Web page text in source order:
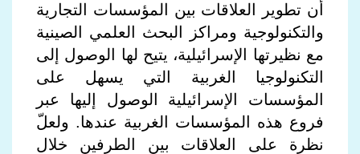
أن تطوير العلاقات بين المؤسسات التجارية
والتكنولوجية ومراكز البحث العلمي الصينية
مع نظيرتها الإسرائيلية، يتيح لها الوصول إلى
التكنولوجيا الغربية التي يسهل على
المؤسسات الإسرائيلية الوصول إليها عبر
فروع هذه المؤسسات الغربية عندها. ولعلّ
نظرة على العلاقات بين الطرفين خلال